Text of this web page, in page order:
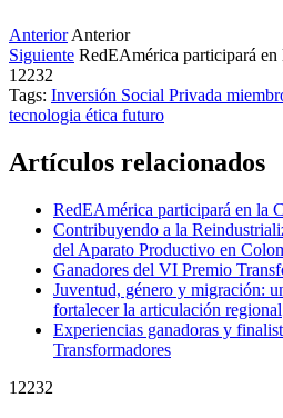
Anterior Anterior
Siguiente RedEAmérica participará
12232
Tags: Inversión Social Privada
tecnologia ética futuro
Artículos relacionados
RedEAmérica participará en la
Contribuyendo a la
del Aparato Productivo en
Ganadores del VI Premio
Juventud, género y migración:
fortalecer la articulación regional
Experiencias ganadoras y
Transformadores
12232